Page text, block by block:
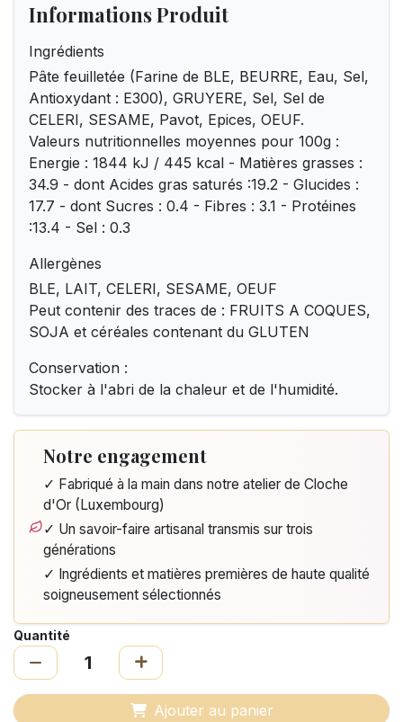
Informations Produit
Ingrédients
Pâte feuilletée (Farine de BLE, BEURRE, Eau, Sel,
Antioxydant : E300), GRUYERE, Sel, Sel de
CELERI, SESAME, Pavot, Epices, OEUF.
Valeurs nutritionnelles moyennes pour 100g :
Energie : 1844 kJ / 445 kcal - Matières grasses :
34.9 - dont Acides gras saturés :19.2 - Glucides :
17.7 - dont Sucres : 0.4 - Fibres : 3.1 - Protéines
:13.4 - Sel : 0.3
Allergènes
BLE, LAIT, CELERI, SESAME, OEUF
Peut contenir des traces de : FRUITS A COQUES,
SOJA et céréales contenant du GLUTEN
Conservation :
Stocker à l'abri de la chaleur et de l'humidité.
Notre engagement
✓ Fabriqué à la main dans notre atelier de Cloche
d'Or (Luxembourg)
✓ Un savoir-faire artisanal transmis sur trois
générations
✓ Ingrédients et matières premières de haute qualité
soigneusement sélectionnés
Quantité
Ajouter au panier